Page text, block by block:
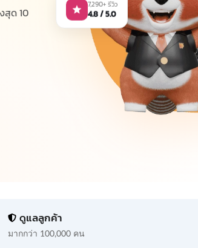
สุด 10
4.8 / 5.0
ดูแลลูกค้า
มากกว่า 100,000 คน